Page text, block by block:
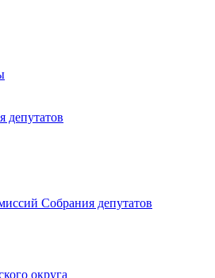
депутатов
Собрания депутатов
округа